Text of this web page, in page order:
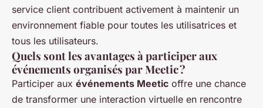
service client contribuent activement à maintenir un
environnement fiable pour toutes les utilisatrices et
tous les utilisateurs.
Quels sont les avantages à participer aux
événements organisés par Meetic ?
Participer aux événements Meetic offre une chance
de transformer une interaction virtuelle en rencontre